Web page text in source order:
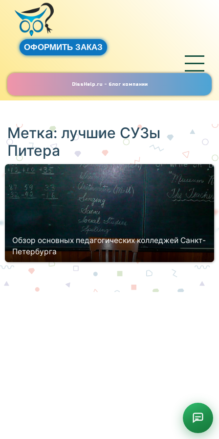
ОФОРМИТЬ ЗАКАЗ
DissHelp.ru - блог компании
Метка: лучшие СУЗы
Питера
Обзор основных педагогических колледжей Санкт-
Петербурга
Чтобы получить допуск к работе с детьми, заниматься
соответствующую квалификацию. Далеко не всегда требуется